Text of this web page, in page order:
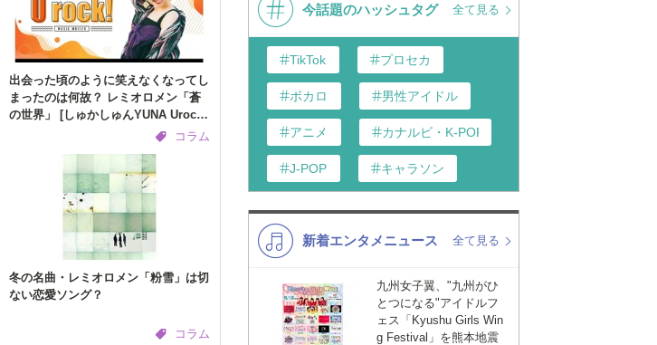
出会った頃のように笑えなくなってし
まったのは何故？ レミオロメン「蒼
の世界」 [しゅかしゅんYUNA Urock!
コラム
冬の名曲・レミオロメン「粉雪」は切
ない恋愛ソング？
コラム
今話題のハッシュタグ 全て見る
TikTok プロセカ
ボカロ 男性アイドル
アニメ カナルビ・K-POP和訳
J-POP キャラソン
K-POP 洋楽
演歌・歌謡
VTuber ジャニーズ
新着エンタメニュース 全て見る
九州女子翼、"九州がひ
とつになる"アイドルフ
ェス「Kyushu Girls Win
g Festival」を熊本地震